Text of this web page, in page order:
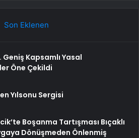
Son Eklenen
Kapsamlı Yasal
Öne Çekildi
Yılsonu Sergisi
Boşanma Tartışması Bıçaklı
Dönüşmeden Önlenmiş